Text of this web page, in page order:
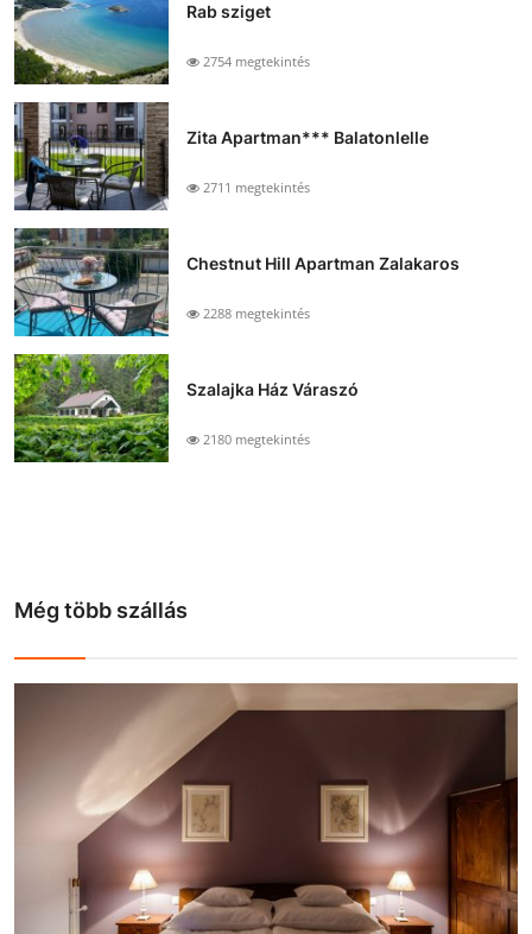
Rab sziget
2754 megtekintés
Zita Apartman*** Balatonlelle
2711 megtekintés
Chestnut Hill Apartman Zalakaros
2288 megtekintés
Szalajka Ház Váraszó
2180 megtekintés
Még több szállás